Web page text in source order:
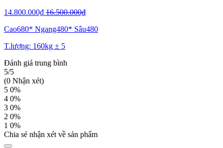
14.800.000₫ 16.500.000₫
Cao680* Ngang480* Sâu480
T.lượng: 160kg ± 5
Đánh giá trung bình
5/5
(0 Nhận xét)
5 0%
4 0%
3 0%
2 0%
1 0%
Chia sẻ nhận xét về sản phẩm